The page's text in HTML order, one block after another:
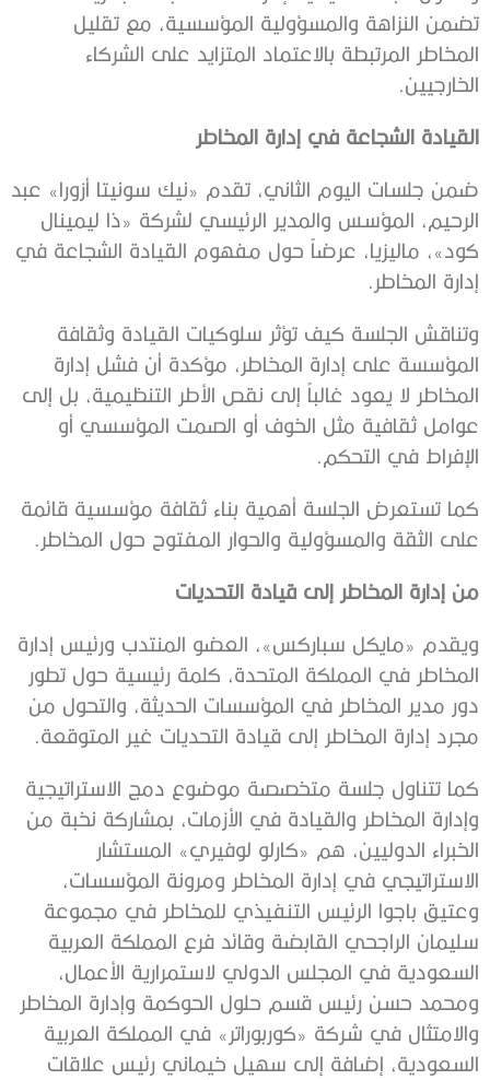
تضمن النزاهة والمسؤولية المؤسسية، مع تقليل
المخاطر المرتبطة بالاعتماد المتزايد على الشركاء
الخارجيين.
القيادة الشجاعة في إدارة المخاطر
ضمن جلسات اليوم الثاني، تقدم «نيك سونيتا أزورا» عبد
الرحيم، المؤسس والمدير الرئيسي لشركة «ذا ليمينال
كود»، ماليزيا، عرضاً حول مفهوم القيادة الشجاعة في
إدارة المخاطر.
وتناقش الجلسة كيف تؤثر سلوكيات القيادة وثقافة
المؤسسة على إدارة المخاطر، مؤكدة أن فشل إدارة
المخاطر لا يعود غالباً إلى نقص الأطر التنظيمية، بل إلى
عوامل ثقافية مثل الخوف أو الصمت المؤسسي أو
الإفراط في التحكم.
كما تستعرض الجلسة أهمية بناء ثقافة مؤسسية قائمة
على الثقة والمسؤولية والحوار المفتوح حول المخاطر.
من إدارة المخاطر إلى قيادة التحديات
ويقدم «مايكل سباركس»، العضو المنتدب ورئيس إدارة
المخاطر في المملكة المتحدة، كلمة رئيسية حول تطور
دور مدير المخاطر في المؤسسات الحديثة، والتحول من
مجرد إدارة المخاطر إلى قيادة التحديات غير المتوقعة.
كما تتناول جلسة متخصصة موضوع دمج الاستراتيجية
وإدارة المخاطر والقيادة في الأزمات، بمشاركة نخبة من
الخبراء الدوليين، هم «كارلو لوفيري» المستشار
الاستراتيجي في إدارة المخاطر ومرونة المؤسسات،
وعتيق باجوا الرئيس التنفيذي للمخاطر في مجموعة
سليمان الراجحي القابضة وقائد فرع المملكة العربية
السعودية في المجلس الدولي لاستمرارية الأعمال،
ومحمد حسن رئيس قسم حلول الحوكمة وإدارة المخاطر
والامتثال في شركة «كوربوراتر» في المملكة العربية
السعودية، إضافة إلى سهيل خيماني رئيس علاقات